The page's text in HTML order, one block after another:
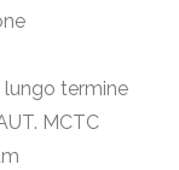
termine
MCTC